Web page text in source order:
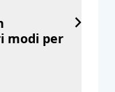
modi per